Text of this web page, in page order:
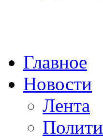
Главное
Новости
Лента